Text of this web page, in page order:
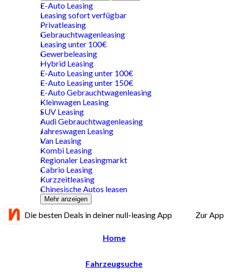
E-Auto Leasing
Leasing sofort verfügbar
Privatleasing
Gebrauchtwagenleasing
Leasing unter 100€
Gewerbeleasing
Hybrid Leasing
E-Auto Leasing unter 100€
E-Auto Leasing unter 150€
E-Auto Gebrauchtwagenleasing
Kleinwagen Leasing
SUV Leasing
Audi Gebrauchtwagenleasing
Jahreswagen Leasing
Van Leasing
Kombi Leasing
Regionaler Leasingmarkt
Cabrio Leasing
Kurzzeitleasing
Chinesische Autos leasen
Mehr anzeigen
Die besten Deals in deiner null-leasing App Zur App
Home
Fahrzeugsuche